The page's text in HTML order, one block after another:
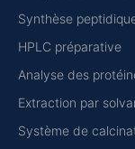
Synthèse
HPLC préparative
Analyse des
Extraction par
Système de